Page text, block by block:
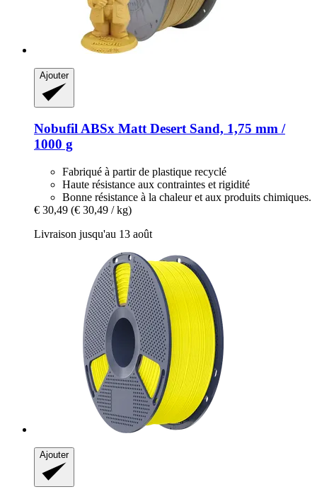
Ajouter
Nobufil ABSx Matt Desert Sand, 1,75 mm /
1000 g
Fabriqué à partir de plastique recyclé
Haute résistance aux contraintes et rigidité
Bonne résistance à la chaleur et aux produits chimiques.
€ 30,49 (€ 30,49 / kg)
Livraison jusqu'au 13 août
Ajouter